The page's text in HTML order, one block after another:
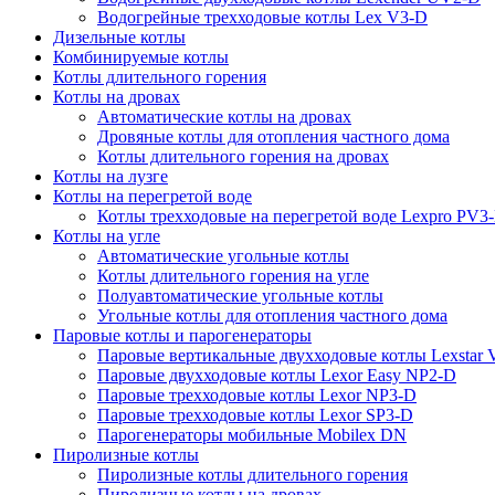
Водогрейные трехходовые котлы Lex V3-D
Дизельные котлы
Комбинируемые котлы
Котлы длительного горения
Котлы на дровах
Автоматические котлы на дровах
Дровяные котлы для отопления частного дома
Котлы длительного горения на дровах
Котлы на лузге
Котлы на перегретой воде
Котлы трехходовые на перегретой воде Lexpro
Котлы на угле
Автоматические угольные котлы
Котлы длительного горения на угле
Полуавтоматические угольные котлы
Угольные котлы для отопления частного дома
Паровые котлы и парогенераторы
Паровые вертикальные двухходовые котлы Lexstar
Паровые двухходовые котлы Lexor Easy NP2-D
Паровые трехходовые котлы Lexor NP3-D
Паровые трехходовые котлы Lexor SP3-D
Парогенераторы мобильные Mobilex DN
Пиролизные котлы
Пиролизные котлы длительного горения